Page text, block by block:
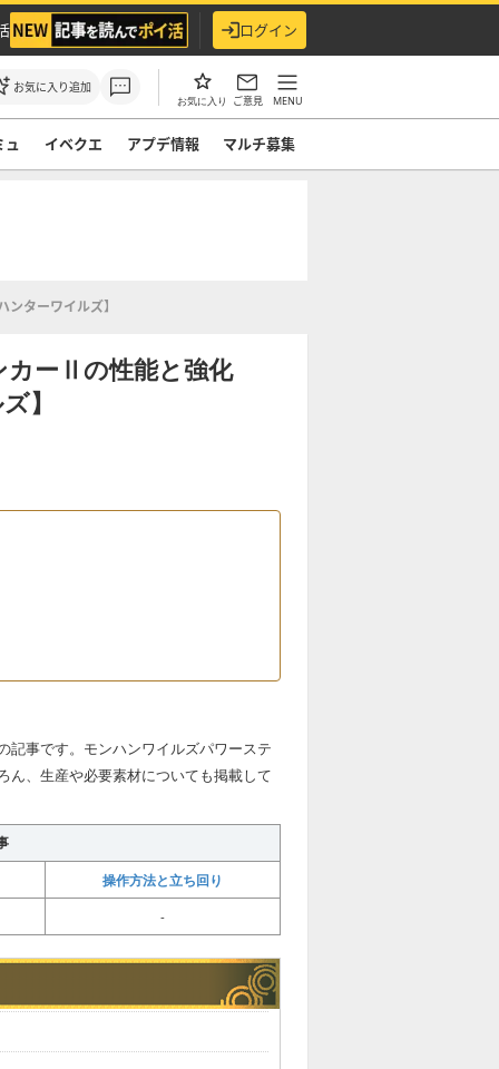
ログイン
お気に入り追加
お気に入り ご意見 MENU
ュ イベクエ アプデ情報 マルチ募集
ターワイルズ】
カーⅡの性能と強化
】
事です。モンハンワイルズパワーステ
、生産や必要素材についても掲載して
操作方法と立ち回り
-